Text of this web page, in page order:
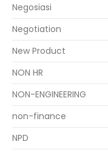
Negosiasi
Negotiation
New Product
NON HR
NON-ENGINEERING
non-finance
NPD